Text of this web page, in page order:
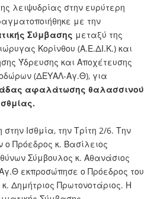
λειψυδρίας στην ευρύτερη
με την
Σύμβασης μεταξύ της
Κορίνθου (Α.Ε.ΔΙ.Κ.) και
Ύδρευσης και Αποχέτευσης
(ΔΕΥΑΛ-Αγ.Θ), για
αφαλάτωσης θαλασσινού
Ισθμία, την Τρίτη 2/6. Την
Πρόεδρος κ. Βασίλειος
Σύμβουλος κ. Αθανάσιος
εκπροσώπησε ο Πρόεδρος του
κ. Δημήτριος Πρωτονοτάριος. Η